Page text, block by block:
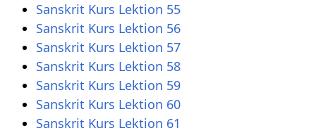
Sanskrit Kurs Lektion 55
Sanskrit Kurs Lektion 56
Sanskrit Kurs Lektion 57
Sanskrit Kurs Lektion 58
Sanskrit Kurs Lektion 59
Sanskrit Kurs Lektion 60
Sanskrit Kurs Lektion 61